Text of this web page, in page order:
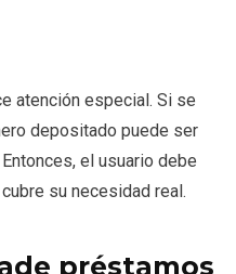
atención especial. Si se
depositado puede ser
el usuario debe
su necesidad real.
préstamos